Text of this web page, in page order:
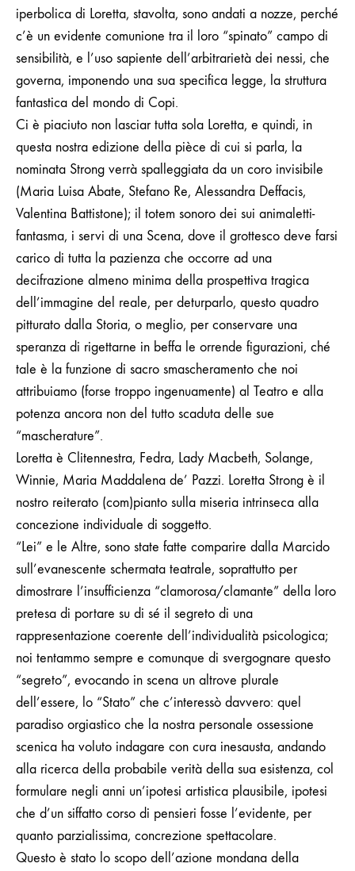
iperbolica di Loretta, stavolta, sono andati a nozze, perché
c’è un evidente comunione tra il loro “spinato” campo di
sensibilità, e l’uso sapiente dell’arbitrarietà dei nessi, che
governa, imponendo una sua specifica legge, la struttura
fantastica del mondo di Copi.
Ci è piaciuto non lasciar tutta sola Loretta, e quindi, in
questa nostra edizione della pièce di cui si parla, la
nominata Strong verrà spalleggiata da un coro invisibile
(Maria Luisa Abate, Stefano Re, Alessandra Deffacis,
Valentina Battistone); il totem sonoro dei sui animaletti-
fantasma, i servi di una Scena, dove il grottesco deve farsi
carico di tutta la pazienza che occorre ad una
decifrazione almeno minima della prospettiva tragica
dell’immagine del reale, per deturparlo, questo quadro
pitturato dalla Storia, o meglio, per conservare una
speranza di rigettarne in beffa le orrende figurazioni, ché
tale è la funzione di sacro smascheramento che noi
attribuiamo (forse troppo ingenuamente) al Teatro e alla
potenza ancora non del tutto scaduta delle sue
“mascherature”.
Loretta è Clitennestra, Fedra, Lady Macbeth, Solange,
Winnie, Maria Maddalena de’ Pazzi. Loretta Strong è il
nostro reiterato (com)pianto sulla miseria intrinseca alla
concezione individuale di soggetto.
“Lei” e le Altre, sono state fatte comparire dalla Marcido
sull’evanescente schermata teatrale, soprattutto per
dimostrare l’insufficienza “clamorosa/clamante” della loro
pretesa di portare su di sé il segreto di una
rappresentazione coerente dell’individualità psicologica;
noi tentammo sempre e comunque di svergognare questo
“segreto”, evocando in scena un altrove plurale
dell’essere, lo “Stato” che c’interessò davvero: quel
paradiso orgiastico che la nostra personale ossessione
scenica ha voluto indagare con cura inesausta, andando
alla ricerca della probabile verità della sua esistenza, col
formulare negli anni un’ipotesi artistica plausibile, ipotesi
che d’un siffatto corso di pensieri fosse l’evidente, per
quanto parzialissima, concrezione spettacolare.
Questo è stato lo scopo dell’azione mondana della